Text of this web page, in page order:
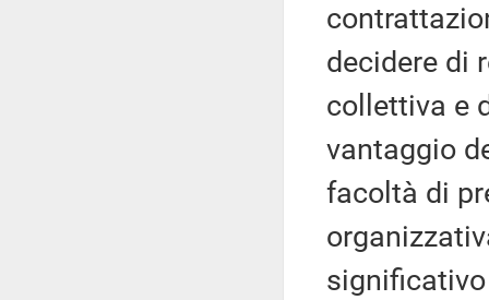
decidere di
collettiva e
vantaggio
facoltà di